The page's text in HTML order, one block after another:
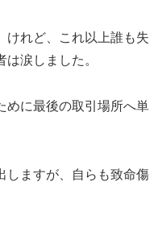
けれど、これ以上誰も失
涙しました。
めに最後の取引場所へ単
しますが、自らも致命傷